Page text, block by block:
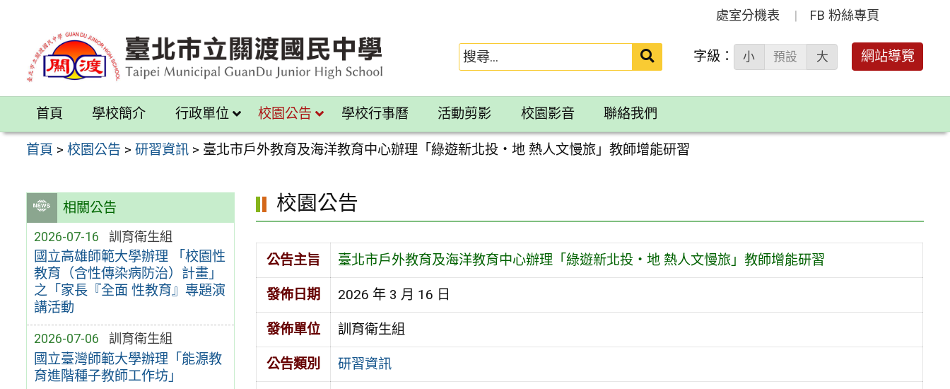
內
區
處室分機表 FB 粉絲專頁
送出 字級： 小 預設 大 網站導覽
首頁 學校簡介 行政單位 校園公告 學校行事曆 活動剪影 校園影音 聯絡我們
首頁 >校園公告 >研習資訊 > 臺北市戶外教育及海洋教育中心辦理「綠遊新北投‧地 熱人文慢旅」教師增能研習
相關公告
2026-07-16 訓育衛生組
國立高雄師範大學辦理 「校園性
教育（含性傳染病防治）計畫」
之「家長『全面 性教育』專題演
講活動
2026-07-06 訓育衛生組
國立臺灣師範大學辦理「能源教
育進階種子教師工作坊」
校園公告
公告主旨 臺北市戶外教育及海洋教育中心辦理「綠遊新北投‧地 熱人文慢旅」教師增能研習
發佈日期 2026 年 3 月 16 日
發佈單位 訓育衛生組
公告類別 研習資訊